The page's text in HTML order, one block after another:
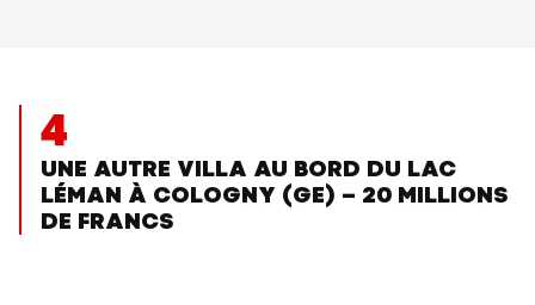
4
UNE AUTRE VILLA AU BORD DU LAC
LÉMAN À COLOGNY (GE) – 20 MILLIONS
DE FRANCS